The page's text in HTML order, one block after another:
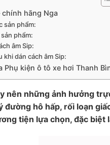
chính hãng Nga
sản phẩm:
phẩm:
âm Sip:
khi dán cách âm Sip:
Phụ kiện ô tô xe hơi Thanh
nên những ảnh hưởng
đường hô hấp, rối loạn
tiện lựa chọn, đặc biệt